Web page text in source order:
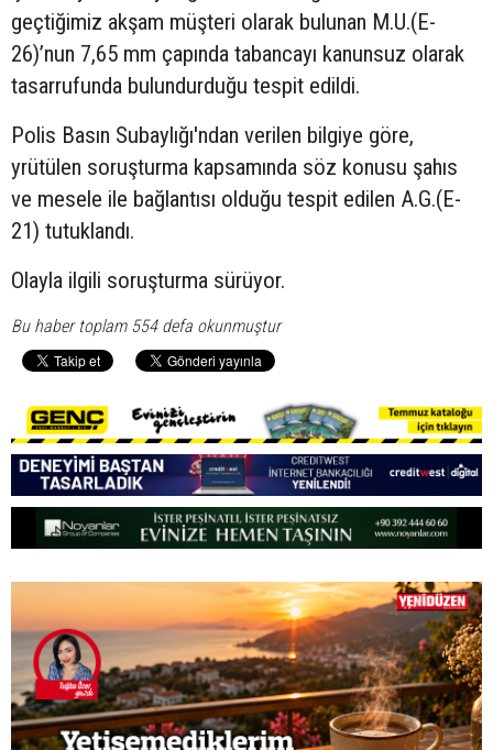
geçtiğimiz akşam müşteri olarak bulunan M.U.(E-
26)’nun 7,65 mm çapında tabancayı kanunsuz olarak
tasarrufunda bulundurduğu tespit edildi.
Polis Basın Subaylığı'ndan verilen bilgiye göre,
yrütülen soruşturma kapsamında söz konusu şahıs
ve mesele ile bağlantısı olduğu tespit edilen A.G.(E-
21) tutuklandı.
Olayla ilgili soruşturma sürüyor.
Bu haber toplam 554 defa okunmuştur